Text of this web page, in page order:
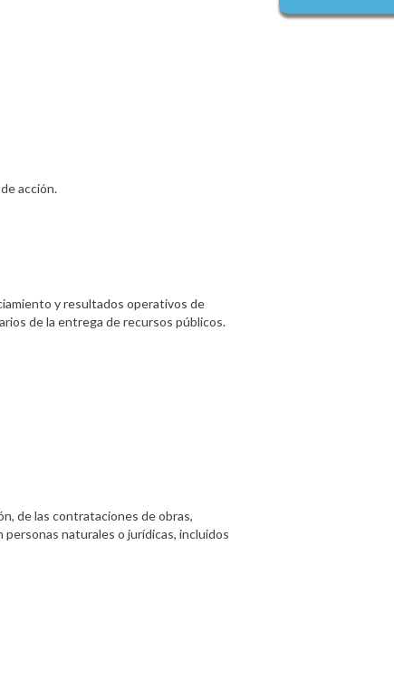
acción.
y resultados operativos de
de la entrega de recursos públicos.
de las contrataciones de obras,
naturales o jurídicas, incluidos